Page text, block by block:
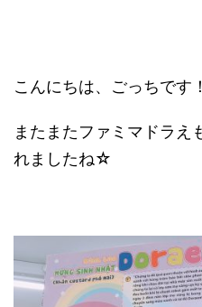
こんにちは、ごっちです！
またまたファミマドラえ
れましたね☆